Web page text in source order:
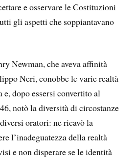
e osservare le Costituzioni
gli aspetti che soppiantavano
Newman, che aveva affinità
Neri, conobbe le varie realtà
dopo essersi convertito al
notò la diversità di circostanze
oratori: ne ricavò la
l’inadeguatezza della realtà
e non disperare se le identità